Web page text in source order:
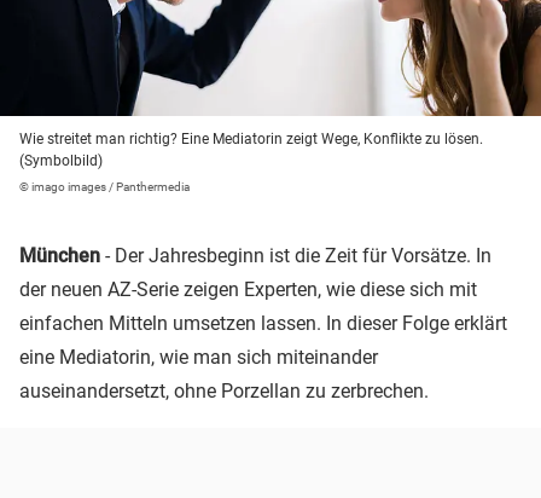
Wie streitet man richtig? Eine Mediatorin zeigt Wege, Konflikte zu lösen.
(Symbolbild)
© imago images / Panthermedia
München - Der Jahresbeginn ist die Zeit für Vorsätze. In
der neuen AZ-Serie zeigen Experten, wie diese sich mit
einfachen Mitteln umsetzen lassen. In dieser Folge erklärt
eine Mediatorin, wie man sich miteinander
auseinandersetzt, ohne Porzellan zu zerbrechen.